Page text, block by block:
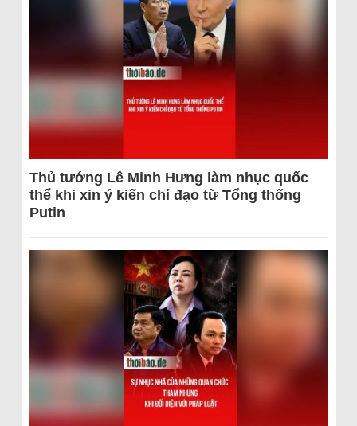
Thủ tướng Lê Minh Hưng làm nhục quốc
thể khi xin ý kiến chỉ đạo từ Tổng thống
Putin